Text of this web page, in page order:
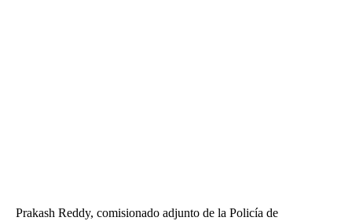
Prakash Reddy, comisionado adjunto de la Policía de